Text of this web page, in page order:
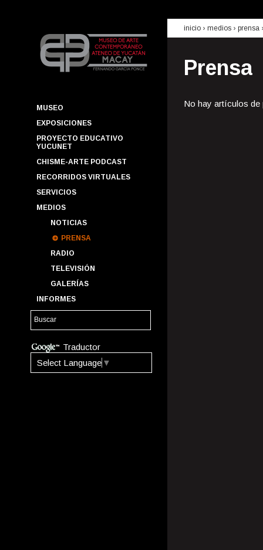
MUSEO
EXPOSICIONES
PROYECTO EDUCATIVO
YUCUNET
CHISME-ARTE PODCAST
RECORRIDOS VIRTUALES
SERVICIOS
MEDIOS
NOTICIAS
PRENSA
RADIO
TELEVISIÓN
GALERÍAS
INFORMES
Traductor
Select Language ▼
inicio › medios › prensa
Prensa
No hay artículos de